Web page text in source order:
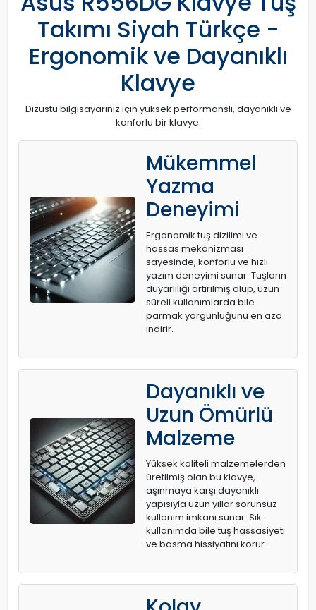
Takımı Siyah Türkçe -
Ergonomik ve Dayanıklı
Klavye
Dizüstü bilgisayarınız için yüksek performanslı, dayanıklı ve
konforlu bir klavye.
Mükemmel
Yazma
Deneyimi
Ergonomik tuş dizilimi ve
hassas mekanizması
sayesinde, konforlu ve hızlı
yazım deneyimi sunar. Tuşların
duyarlılığı artırılmış olup, uzun
süreli kullanımlarda bile
parmak yorgunluğunu en aza
indirir.
Dayanıklı ve
Uzun Ömürlü
Malzeme
Yüksek kaliteli malzemelerden
üretilmiş olan bu klavye,
aşınmaya karşı dayanıklı
yapısıyla uzun yıllar sorunsuz
kullanım imkanı sunar. Sık
kullanımda bile tuş hassasiyeti
ve basma hissiyatını korur.